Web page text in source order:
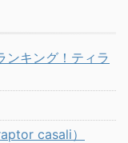
ンキング！ティラ
casali）